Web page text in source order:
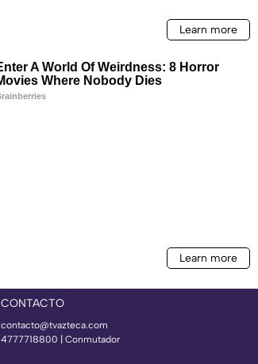
CONTACTO
contacto@tvazteca.com
4777718800 | Conmutador